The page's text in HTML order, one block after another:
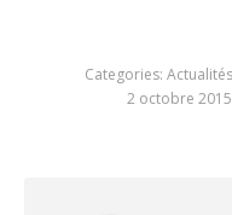
Categories: Actualités
2 octobre 2015